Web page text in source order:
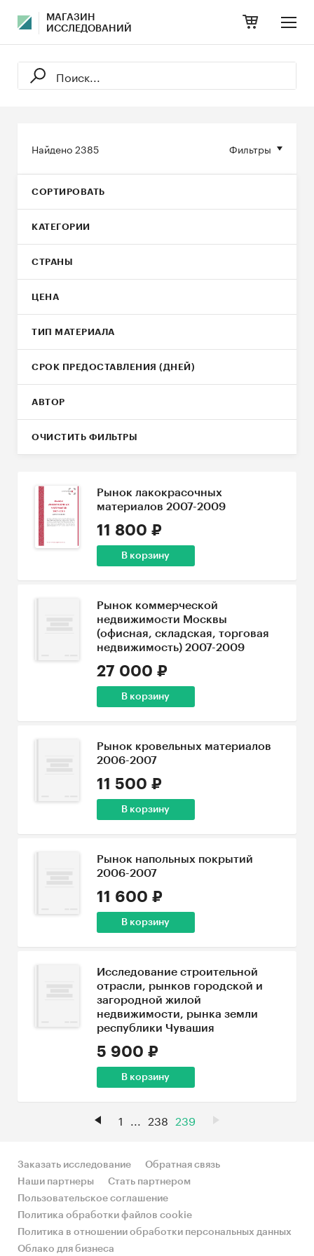
МАГАЗИН
ИССЛЕДОВАНИЙ
Фильтры
Найдено2385
СОРТИРОВАТЬ
КАТЕГОРИИ
СТРАНЫ
ЦЕНА
ТИП МАТЕРИАЛА
СРОК ПРЕДОСТАВЛЕНИЯ (ДНЕЙ)
АВТОР
ОЧИСТИТЬ ФИЛЬТРЫ
Рынок лакокрасочных
материалов 2007-2009
11 800 ₽
В корзину
Рынок коммерческой
недвижимости Москвы
(офисная, складская, торговая
недвижимость) 2007-2009
27 000 ₽
В корзину
Рынок кровельных материалов
2006-2007
11 500 ₽
В корзину
Рынок напольных покрытий
2006-2007
11 600 ₽
В корзину
Исследование строительной
отрасли, рынков городской и
загородной жилой
недвижимости, рынка земли
республики Чувашия
5 900 ₽
В корзину
1 ... 238 239
Заказать исследование
Обратная связь
Наши партнеры
Стать партнером
Пользовательское соглашение
Политика обработки файлов cookie
Политика в отношении обработки персональных данных
Облако для бизнеса